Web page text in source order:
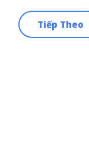
Tiếp Theo